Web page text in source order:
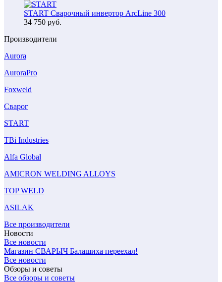
START Сварочный инвертор ArcLine 300
34 750 руб.
Производители
Aurora
AuroraPro
Foxweld
Сварог
START
TBi Industries
Alfa Global
AMICRON WELDING ALLOYS
TOP WELD
ASILAK
Все производители
Новости
Все новости
Магазин СВАРЫЧ Балашиха переехал!
Все новости
Обзоры и советы
Все обзоры и советы